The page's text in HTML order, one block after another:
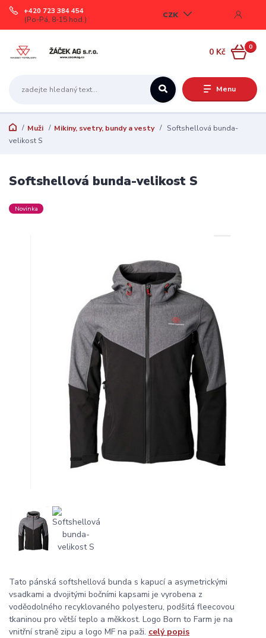
Menu
CZK
+420 723 384 454
(Po-Pá, 8-15 hod.)
0
0 Kč
Muži Mikiny, svetry, bundy a vesty
Softshellová bunda-
velikost S
Softshellová bunda-velikost S
Novinka
Tato pánská softshellová bunda s kapucí a asymetrickými
vsadkami a dvojitými bočními kapsami je vyrobena z
voděodolného recyklovaného polyesteru, podšitá fleecovou
tkaninou pro větší teplo a měkkost. Logo Born to Farm je na
vnitřní straně zipu a logo MF na paži. celý popis